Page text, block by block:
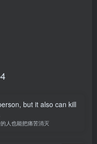
but it also can kill
人也能把痛苦消灭